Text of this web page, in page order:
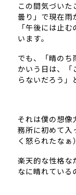
この間気づいた
曇り」で現在雨
「午後には止
います。
でも、「晴のち
かいう日は、「
らないだろう」
それは僕の想像
務所に初めて入
く怒られたなぁ
楽天的な性格な
なに晴れている